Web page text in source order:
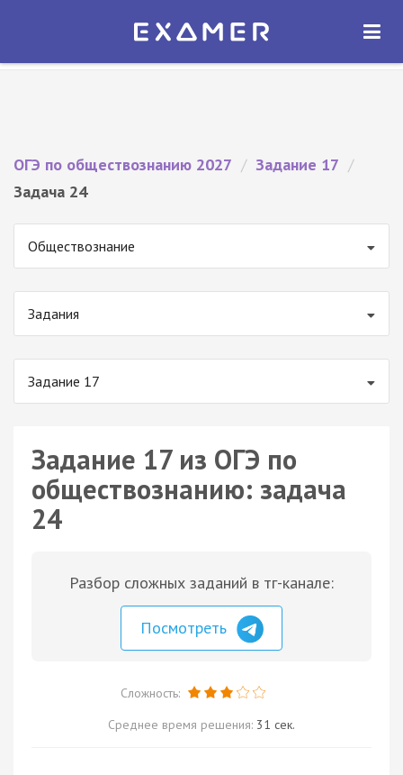
Экзамер — ЕГЭ 2027
ОТКРЫТЬ
ОГЭ по обществознанию 2027 / Задание 17 /
Задача 24
Обществознание
Задания
Задание 17
Задание 17 из ОГЭ по
обществознанию: задача
24
Разбор сложных заданий в тг-канале:
Посмотреть
Сложность:
Среднее время решения: 31 сек.